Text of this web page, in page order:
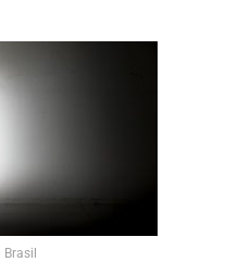
Brasil